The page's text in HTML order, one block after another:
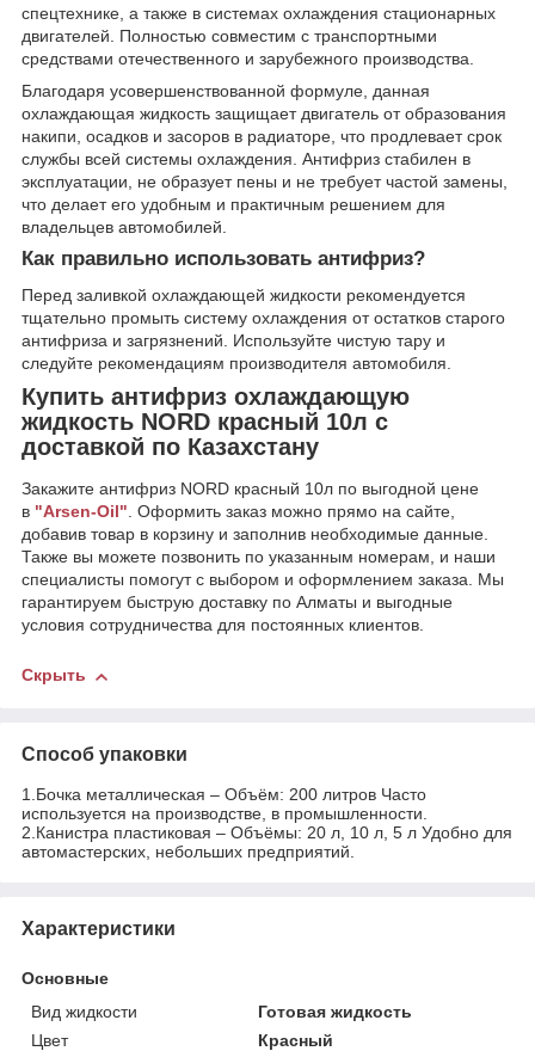
спецтехнике, а также в системах охлаждения стационарных
двигателей. Полностью совместим с транспортными
средствами отечественного и зарубежного производства.
Благодаря усовершенствованной формуле, данная
охлаждающая жидкость защищает двигатель от образования
накипи, осадков и засоров в радиаторе, что продлевает срок
службы всей системы охлаждения. Антифриз стабилен в
эксплуатации, не образует пены и не требует частой замены,
что делает его удобным и практичным решением для
владельцев автомобилей.
Как правильно использовать антифриз?
Перед заливкой охлаждающей жидкости рекомендуется
тщательно промыть систему охлаждения от остатков старого
антифриза и загрязнений. Используйте чистую тару и
следуйте рекомендациям производителя автомобиля.
Купить антифриз охлаждающую
жидкость NORD красный 10л с
доставкой по Казахстану
Закажите антифриз NORD красный 10л по выгодной цене
в "Arsen-Oil". Оформить заказ можно прямо на сайте,
добавив товар в корзину и заполнив необходимые данные.
Также вы можете позвонить по указанным номерам, и наши
специалисты помогут с выбором и оформлением заказа. Мы
гарантируем быструю доставку по Алматы и выгодные
условия сотрудничества для постоянных клиентов.
Скрыть
Способ упаковки
1.Бочка металлическая – Объём: 200 литров Часто
используется на производстве, в промышленности.
2.Канистра пластиковая – Объёмы: 20 л, 10 л, 5 л Удобно для
автомастерских, небольших предприятий.
Характеристики
Основные
Вид жидкости
Готовая жидкость
Цвет
Красный